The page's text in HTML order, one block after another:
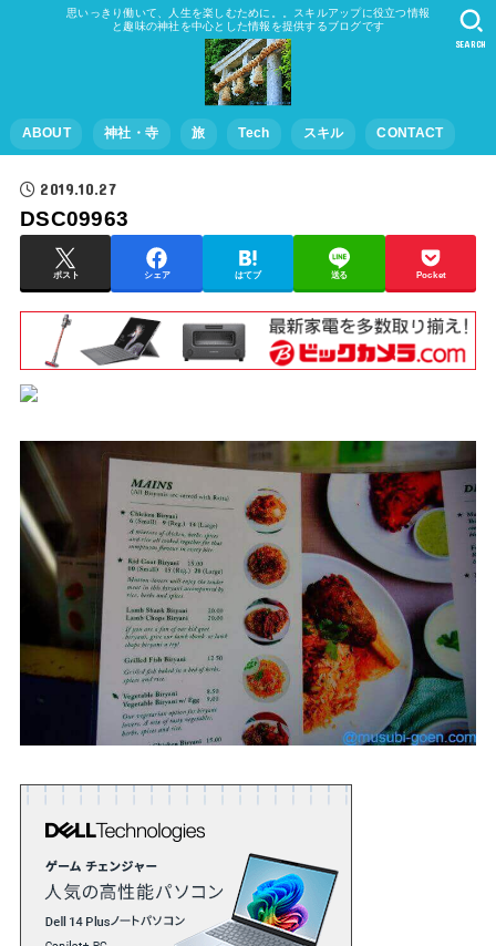
思いっきり働いて、人生を楽しむために。。スキルアップに役立つ情報
と趣味の神社を中心とした情報を提供するブログです
ABOUT 神社・寺 旅 Tech スキル CONTACT
SEARCH
2019.10.27
DSC09963
ポスト シェア はてブ 送る Pocket